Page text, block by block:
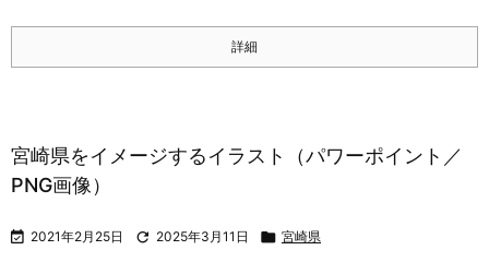
詳細
宮崎県をイメージするイラスト（パワーポイント／
PNG画像）
 2021年2月25日  2025年3月11日  宮崎県